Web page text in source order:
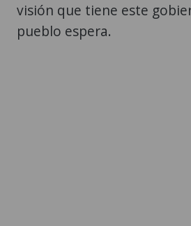
visión que tiene este
pueblo espera.